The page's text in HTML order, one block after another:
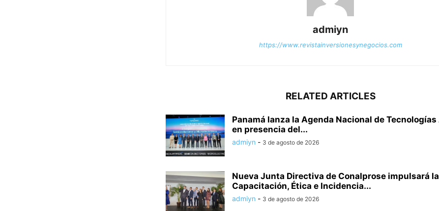
admiyn
https://www.revistainversionesynegocios.com
RELATED ARTICLES
Panamá lanza la Agenda Nacional de
en presencia del...
admiyn - 3 de agosto de 2026
Nueva Junta Directiva de Conalprose impulsará la
Capacitación, Ética e Incidencia...
admiyn - 3 de agosto de 2026